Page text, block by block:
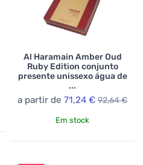
Al Haramain Amber Oud
Ruby Edition conjunto
presente unissexo água de
...
a partir de 71,24 € 92,64 €
Em stock